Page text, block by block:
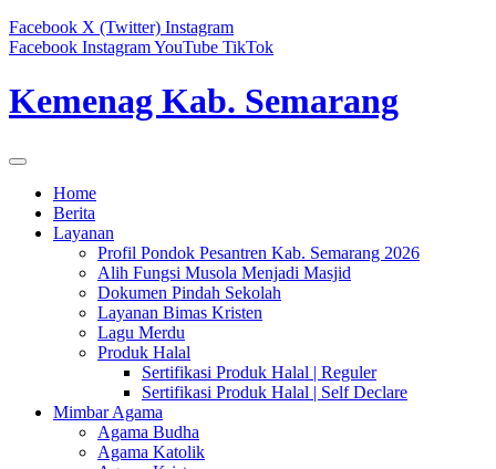
Facebook X (Twitter) Instagram
Facebook InstagramYouTube TikTok
Kemenag Kab. Semarang
Home
Berita
Layanan
Profil Pondok Pesantren Kab. Semarang 2026
Alih Fungsi Musola Menjadi Masjid
Dokumen Pindah Sekolah
Layanan Bimas Kristen
Lagu Merdu
Produk Halal
Sertifikasi Produk Halal | Reguler
Sertifikasi Produk Halal | Self Declare
Mimbar Agama
Agama Budha
Agama Katolik